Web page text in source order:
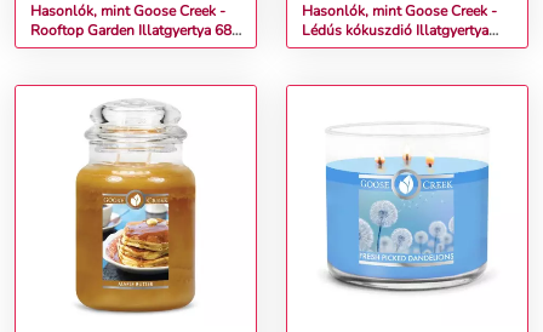
Hasonlók, mint Goose Creek -
Rooftop Garden Illatgyertya 680
g
Hasonlók, mint Goose Creek -
Lédús kókuszdió Illatgyertya
680 g